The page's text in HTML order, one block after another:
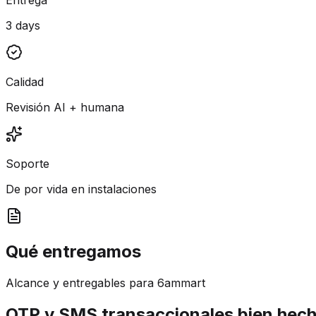
3 days
Calidad
Revisión AI + humana
Soporte
De por vida en instalaciones
Qué entregamos
Alcance y entregables para 6ammart